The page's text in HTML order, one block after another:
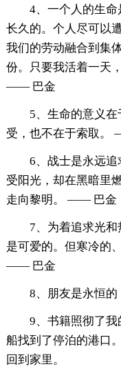
4、一个人的生
长久的。个人尽可以
我们的劳动融合到集
份。只要我活着一天
—— 巴金
5、生命的意义
受，也不在于索取。
6、战士是永远
受阳光，却在黑暗里
走向黎明。 —— 巴金
7、为着追求光
是可爱的。但寒冷的
—— 巴金
8、朋友是永恒
9、书籍照彻了
船找到了停泊的港口
回到家里。